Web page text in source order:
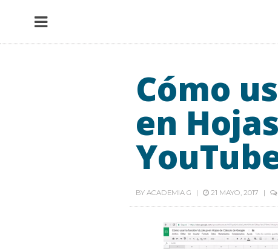
Cómo
en
BY ACADEMIA G 21 MAYO, 2017